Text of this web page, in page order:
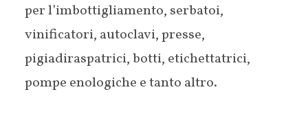
per l’imbottigliamento, serbatoi,
vinificatori, autoclavi, presse,
pigiadiraspatrici, botti, etichettatrici,
pompe enologiche e tanto altro.